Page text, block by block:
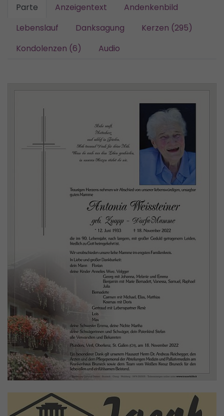
Parte Anzeigentext
Andenkenbild
Lebenslauf
Danksagung
Kerzen (295)
Kondolenzen (6)
Audio